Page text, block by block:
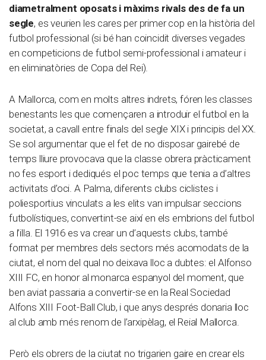
diametralment oposats i màxims rivals des de fa un
segle, es veurien les cares per primer cop en la història del
futbol professional (si bé han coincidit diverses vegades
en competicions de futbol semi-professional i amateur i
en eliminatòries de Copa del Rei).
A Mallorca, com en molts altres indrets, fóren les classes
benestants les que començaren a introduir el futbol en la
societat, a cavall entre finals del segle XIX i principis del XX.
Se sol argumentar que el fet de no disposar gairebé de
temps lliure provocava que la classe obrera pràcticament
no fes esport i dediqués el poc temps que tenia a d’altres
activitats d’oci. A Palma, diferents clubs ciclistes i
poliesportius vinculats a les elits van impulsar seccions
futbolístiques, convertint-se així en els embrions del futbol
a l’illa. El 1916 es va crear un d’aquests clubs, també
format per membres dels sectors més acomodats de la
ciutat, el nom del qual no deixava lloc a dubtes: el Alfonso
XIII FC, en honor al monarca espanyol del moment, que
ben aviat passaria a convertir-se en la Real Sociedad
Alfons XIII Foot-Ball Club, i que anys després donaria lloc
al club amb més renom de l’arxipèlag, el Reial Mallorca.
Però els obrers de la ciutat no trigarien gaire en crear els